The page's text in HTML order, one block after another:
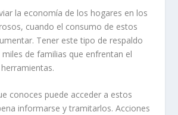
la economía de los hogares en los
cuando el consumo de estos
Tener este tipo de respaldo
de familias que enfrentan el
conoces puede acceder a estos
informarse y tramitarlos. Acciones